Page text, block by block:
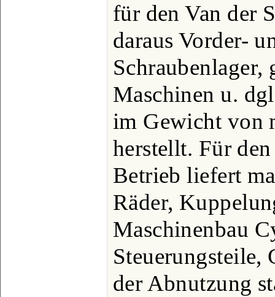
für den Van der
daraus Vorder-
Schraubenlager,
Maschinen u.
im Gewicht von
herstellt. Für
Betrieb liefert
Räder,
Maschinenbau
Steuerungsteile,
der Abnutzung